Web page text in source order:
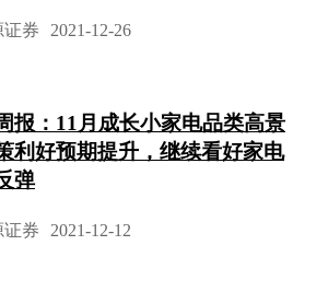
证券 2021-12-26
报：11月成长小家电品类高景
利好预期提升，继续看好家电
弹
证券 2021-12-12